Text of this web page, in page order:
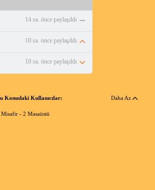
14 sa. önce paylaşıldı
10 sa. önce paylaşıldı
10 sa. önce paylaşıldı
Konudaki Kullanıcılar: Daha Az
Misafir - 2 Masaüstü